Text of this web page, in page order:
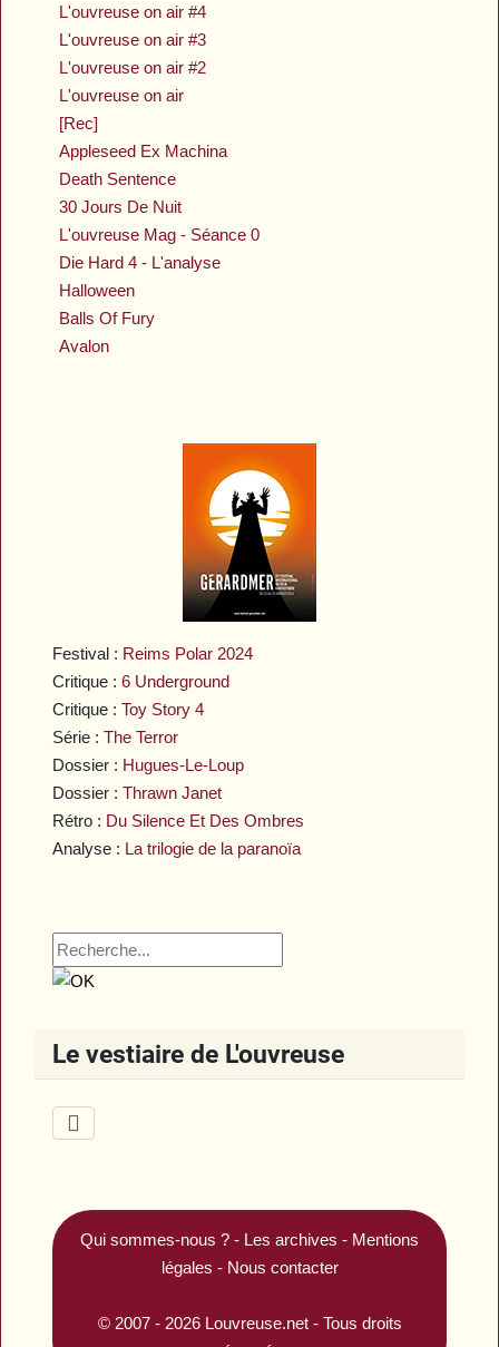
Festival : Reims Polar 2024
Critique :6 Underground
Critique :Toy Story 4
Série :The Terror
Dossier : Hugues-Le-Loup
Dossier :Thrawn Janet
Rétro : Du Silence Et Des Ombres
Analyse : La trilogie de la paranoïa
Le vestiaire de L'ouvreuse
L'ouvreuse on air #4
L'ouvreuse on air #3
L'ouvreuse on air #2
L'ouvreuse on air
[Rec]
Appleseed Ex Machina
Death Sentence
30 Jours De Nuit
L'ouvreuse Mag - Séance 0
Die Hard 4 - L'analyse
Halloween
Balls Of Fury
Avalon
Qui sommes-nous ? - Les archives - Mentions
légales - Nous contacter
© 2007 - 2026 Louvreuse.net- Tous droits